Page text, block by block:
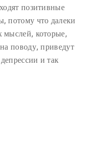
позитивные
потому что далеки
которые,
поводу, приведут
и так